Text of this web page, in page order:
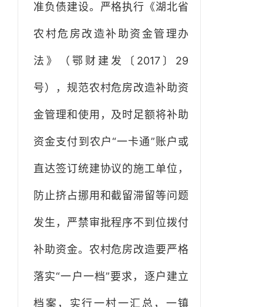
准负债建设。严格执行《湖北省
农村危房改造补助资金管理办
法》（鄂财建发〔2017〕29
号），规范农村危房改造补助资
金管理和使用，及时足额将补助
资金支付到农户“一卡通”账户或
直达签订统建协议的施工单位，
防止挤占挪用和截留滞留等问题
发生，严禁审批程序不到位拨付
补助资金。农村危房改造要严格
落实“一户一档”要求，逐户建立
档案，实行一村一汇总，一镇